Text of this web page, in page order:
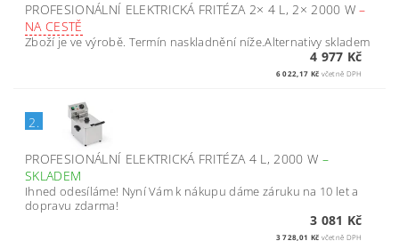
PROFESIONÁLNÍ ELEKTRICKÁ FRITÉZA 2× 4 L, 2× 2000 W–
NA CESTĚ
Zboží je ve výrobě. Termín naskladnění níže.Alternativy skladem
4 977 Kč
6 022,17 Kč včetně DPH
2.
PROFESIONÁLNÍ ELEKTRICKÁ FRITÉZA 4 L, 2000 W –
SKLADEM
Ihned odesíláme! Nyní Vám k nákupu dáme záruku na 10 let a
dopravu zdarma!
3 081 Kč
3 728,01 Kč včetně DPH